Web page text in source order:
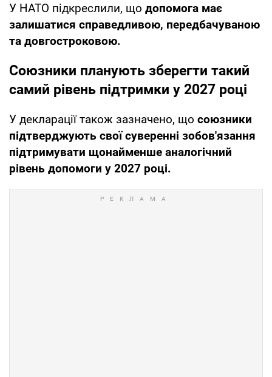
У НАТО підкреслили, що допомога має
залишатися справедливою, передбачуваною
та довгостроковою.
Союзники планують зберегти такий
самий рівень підтримки у 2027 році
У декларації також зазначено, що союзники
підтверджують свої суверенні зобов'язання
підтримувати щонайменше аналогічний
рівень допомоги у 2027 році.